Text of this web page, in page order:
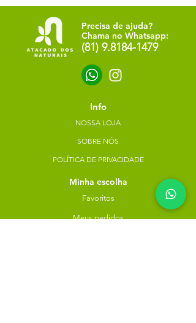
Precisa de ajuda?
Chama no Whatsapp:
(81) 9.8184-1479
Info
NOSSA LOJA
SOBRE NÓS
POLÍTICA DE PRIVACIDADE
Minha escolha
Favoritos
Meus pedidos